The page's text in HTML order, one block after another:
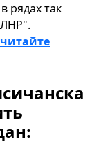
рядах так
читайте